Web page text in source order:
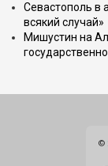
Севастополь в
всякий случай»
Мишустин на
©